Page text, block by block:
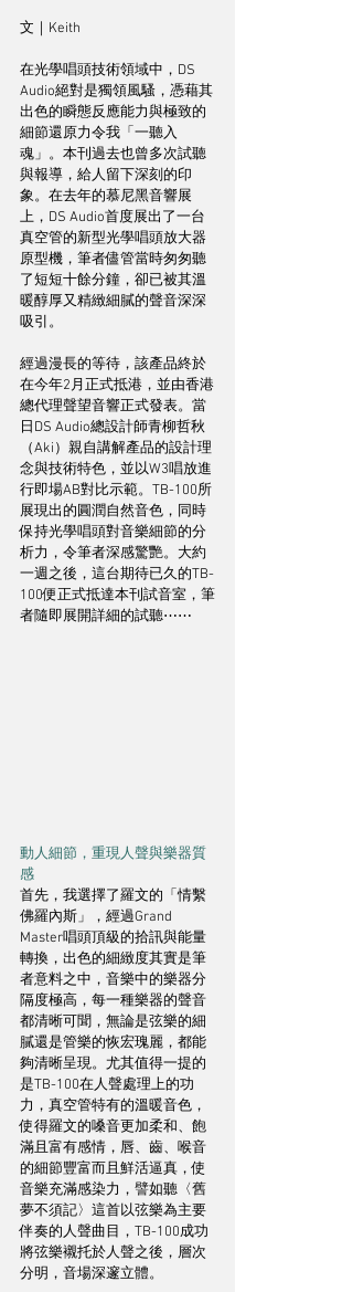
文｜Keith
在光學唱頭技術領域中，DS
Audio絕對是獨領風騷，憑藉其
出色的瞬態反應能力與極致的
細節還原力令我「一聽入
魂」。本刊過去也曾多次試聽
與報導，給人留下深刻的印
象。在去年的慕尼黑音響展
上，DS Audio首度展出了一台
真空管的新型光學唱頭放大器
原型機，筆者儘管當時匆匆聽
了短短十餘分鐘，卻已被其溫
暖醇厚又精緻細膩的聲音深深
吸引。
經過漫長的等待，該產品終於
在今年2月正式抵港，並由香港
總代理聲望音響正式發表。當
日DS Audio總設計師青柳哲秋
（Aki）親自講解產品的設計理
念與技術特色，並以W3唱放進
行即場AB對比示範。TB-100所
展現出的圓潤自然音色，同時
保持光學唱頭對音樂細節的分
析力，令筆者深感驚艷。大約
一週之後，這台期待已久的TB-
100便正式抵達本刊試音室，筆
者隨即展開詳細的試聽⋯⋯
動人細節，重現人聲與樂器質
感
首先，我選擇了羅文的「情繫
佛羅內斯」，經過Grand
Master唱頭頂級的拾訊與能量
轉換，出色的細緻度其實是筆
者意料之中，音樂中的樂器分
隔度極高，每一種樂器的聲音
都清晰可聞，無論是弦樂的細
膩還是管樂的恢宏瑰麗，都能
夠清晰呈現。尤其值得一提的
是TB-100在人聲處理上的功
力，真空管特有的溫暖音色，
使得羅文的嗓音更加柔和、飽
滿且富有感情，唇、齒、喉音
的細節豐富而且鮮活逼真，使
音樂充滿感染力，譬如聽〈舊
夢不須記〉這首以弦樂為主要
伴奏的人聲曲目，TB-100成功
將弦樂襯托於人聲之後，層次
分明，音場深邃立體。